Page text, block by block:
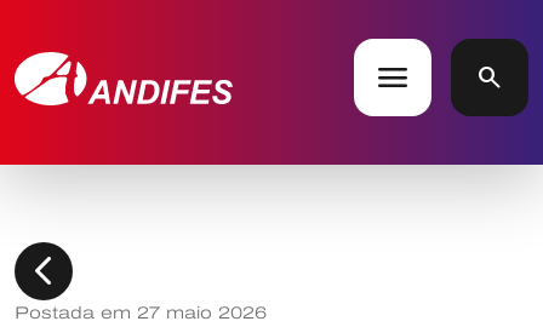
menu search
chevron_left
Postada em 27 maio 2026